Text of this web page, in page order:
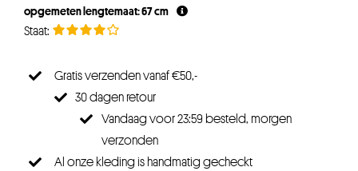
opgemeten lengtemaat: 67 cm
Gratis verzenden vanaf €50,-
30 dagen retour
Vandaag voor 23:59 besteld, morgen
verzonden
Al onze kleding is handmatig gecheckt